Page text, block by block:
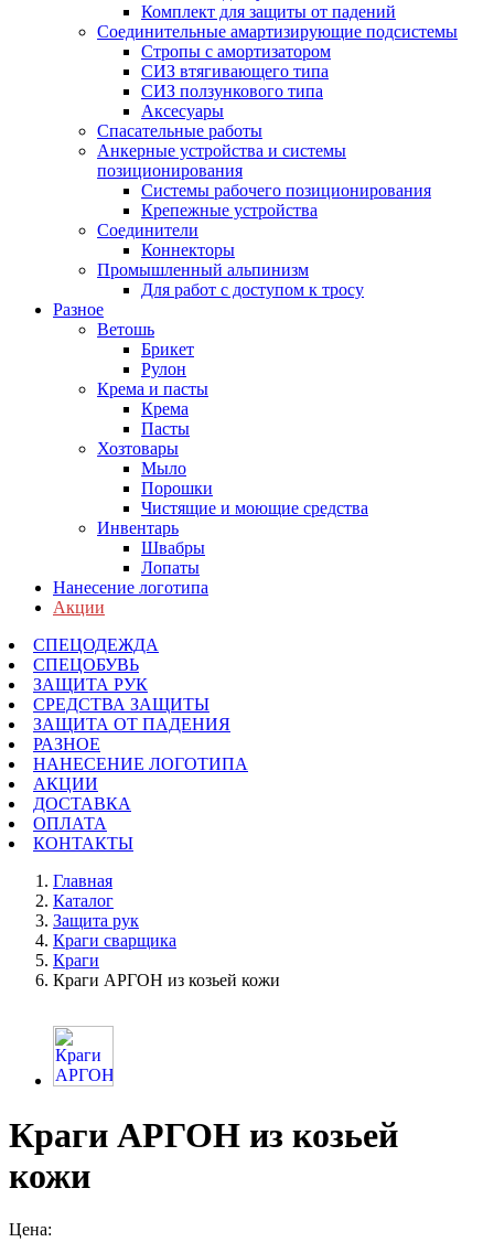
Комплект для защиты от падений
Соединительные амартизирующие подсистемы
Стропы с амортизатором
СИЗ втягивающего типа
СИЗ ползункового типа
Аксесуары
Спасательные работы
Анкерные устройства и системы
позиционирования
Системы рабочего позиционирования
Крепежные устройства
Соединители
Коннекторы
Промышленный альпинизм
Для работ с доступом к тросу
Разное
Ветошь
Брикет
Рулон
Крема и пасты
Крема
Пасты
Хозтовары
Мыло
Порошки
Чистящие и моющие средства
Инвентарь
Швабры
Лопаты
Нанесение логотипа
Акции
СПЕЦОДЕЖДА
СПЕЦОБУВЬ
ЗАЩИТА РУК
СРЕДСТВА ЗАЩИТЫ
ЗАЩИТА ОТ ПАДЕНИЯ
РАЗНОЕ
НАНЕСЕНИЕ ЛОГОТИПА
АКЦИИ
ДОСТАВКА
ОПЛАТА
КОНТАКТЫ
Главная
Каталог
Защита рук
Краги сварщика
Краги
Краги АРГОН из козьей кожи
Краги АРГОН из козьей
кожи
Цена: